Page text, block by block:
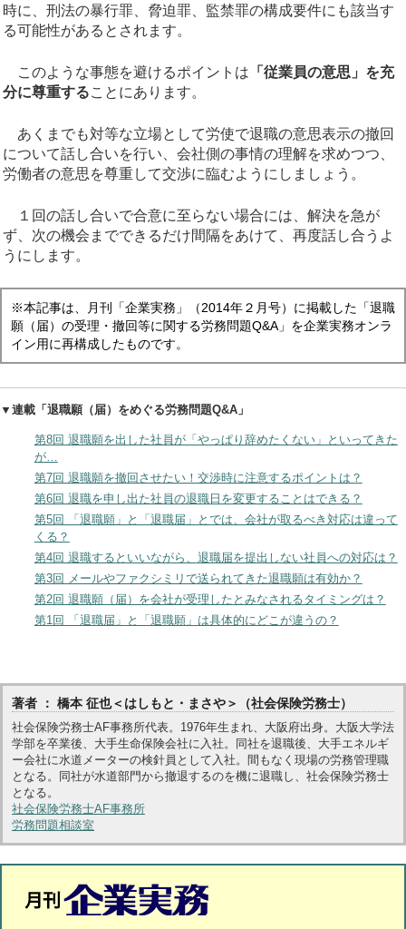
時に、刑法の暴行罪、脅迫罪、監禁罪の構成要件にも該当す
る可能性があるとされます。
このような事態を避けるポイントは 「従業員の意思」を充
分に尊重することにあります。
あくまでも対等な立場として労使で退職の意思表示の撤回
について話し合いを行い、会社側の事情の理解を求めつつ、
労働者の意思を尊重して交渉に臨むようにしましょう。
１回の話し合いで合意に至らない場合には、解決を急が
ず、次の機会までできるだけ間隔をあけて、再度話し合うよ
うにします。
※本記事は、月刊「企業実務」（2014年２月号）に掲載した「退職
願（届）の受理・撤回等に関する労務問題Q&A」を企業実務オンラ
イン用に再構成したものです。
▼連載「退職願（届）をめぐる労務問題Q&A」
第8回 退職願を出した社員が「やっぱり辞めたくない」といってきた
が…
第7回 退職願を撤回させたい！交渉時に注意するポイントは？
第6回 退職を申し出た社員の退職日を変更することはできる？
第5回 「退職願」と「退職届」とでは、会社が取るべき対応は違って
くる？
第4回 退職するといいながら、退職届を提出しない社員への対応は？
第3回 メールやファクシミリで送られてきた退職願は有効か？
第2回 退職願（届）を会社が受理したとみなされるタイミングは？
第1回 「退職届」と「退職願」は具体的にどこが違うの？
著者 ： 橋本 征也＜はしもと・まさや＞（社会保険労務士）
社会保険労務士AF事務所代表。1976年生まれ、大阪府出身。大阪大学法
学部を卒業後、大手生命保険会社に入社。同社を退職後、大手エネルギ
ー会社に水道メーターの検針員として入社。間もなく現場の労務管理職
となる。同社が水道部門から撤退するのを機に退職し、社会保険労務士
となる。
社会保険労務士AF事務所
労務問題相談室